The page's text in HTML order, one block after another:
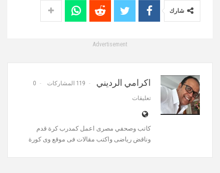
شارك
Advertisement
اكرامي الرديني 119 المشاركات 0
تعليقات
كاتب وصحفي مصرى اعمل كمدرب كرة قدم
وناقض رياضى واكتب مقالات فى موقع وى كورة